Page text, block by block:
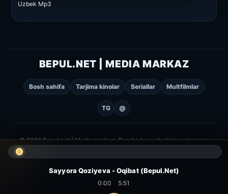
Uzbek Mp3
BEPUL.NET | MEDIA MARKAZ
Bosh sahifa Tarjima kinolar Seriallar Multfilmlar
TG @
© 2026 Bepul.net | Media markaz. Barcha huquqlar himoyalangan.
Sayyora Qoziyeva - Oqibat (Bepul.Net)
0:00 5:51